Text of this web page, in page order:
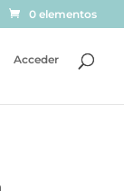
0 elementos
Acceder